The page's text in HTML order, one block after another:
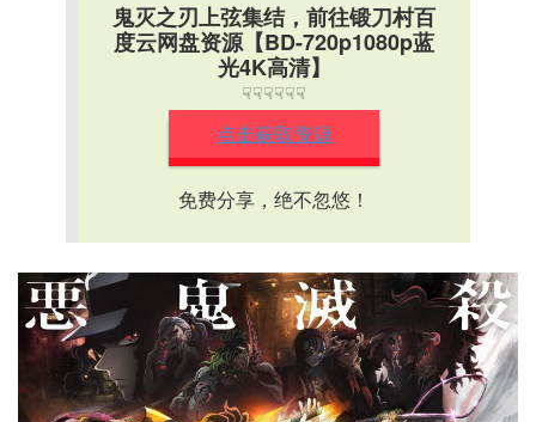
鬼灭之刃上弦集结，前往锻刀村百
度云网盘资源【BD-720p1080p蓝
光4K高清】
☟☟☟☟☟☟
点击获取资源
免费分享，绝不忽悠！